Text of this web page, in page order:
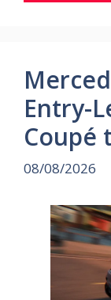
Entry-
Coupé
08/08/2026